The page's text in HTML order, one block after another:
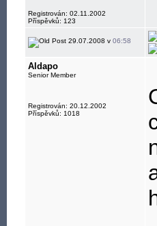
Registrován: 02.11.2002
Příspěvků: 123
29.07.2008 v 06:58
Aldapo
Senior Member
Registrován: 20.12.2002
Příspěvků: 1018